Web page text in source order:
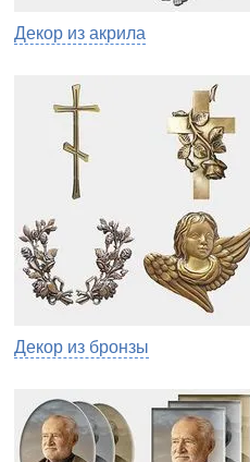
Декор из акрила
Декор из бронзы